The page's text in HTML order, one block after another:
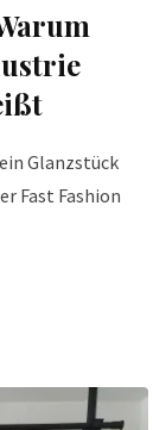
Glanzstück
Fast Fashion